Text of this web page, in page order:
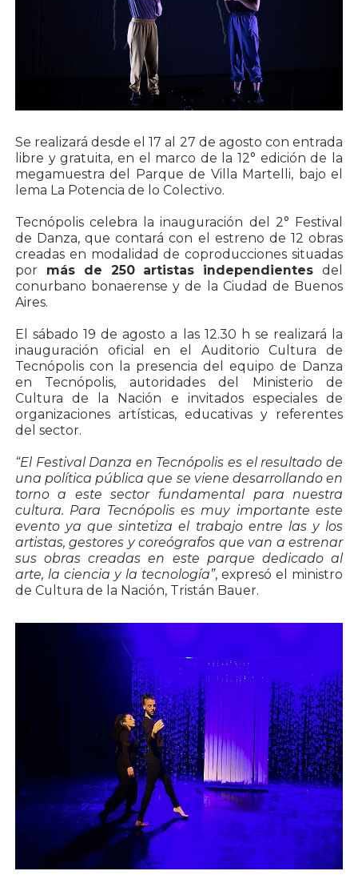
Se realizará desde el 17 al 27 de agosto con entrada
libre y gratuita, en el marco de la 12° edición de la
megamuestra del Parque de Villa Martelli, bajo el
lema La Potencia de lo Colectivo.
Tecnópolis celebra la inauguración del 2° Festival
de Danza, que contará con el estreno de 12 obras
creadas en modalidad de coproducciones situadas
por más de 250 artistas independientes del
conurbano bonaerense y de la Ciudad de Buenos
Aires.
El sábado 19 de agosto a las 12.30 h se realizará la
inauguración oficial en el Auditorio Cultura de
Tecnópolis con la presencia del equipo de Danza
en Tecnópolis, autoridades del Ministerio de
Cultura de la Nación e invitados especiales de
organizaciones artísticas, educativas y referentes
del sector.
“El Festival Danza en Tecnópolis es el resultado de
una política pública que se viene desarrollando en
torno a este sector fundamental para nuestra
cultura. Para Tecnópolis es muy importante este
evento ya que sintetiza el trabajo entre las y los
artistas, gestores y coreógrafos que van a estrenar
sus obras creadas en este parque dedicado al
arte, la ciencia y la tecnología”, expresó el ministro
de Cultura de la Nación, Tristán Bauer.